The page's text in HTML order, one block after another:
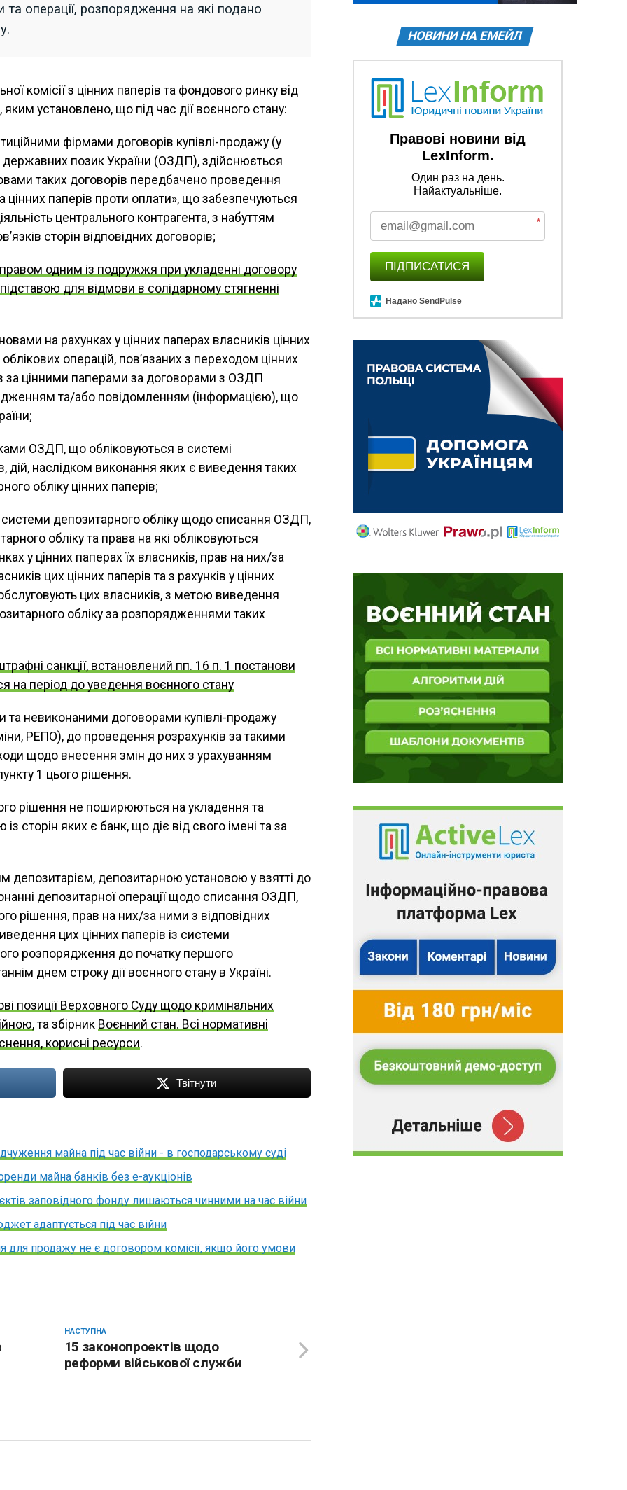
операції, розпорядження на які подано
комісії з цінних паперів та фондового ринку від
, яким установлено, що під час дії воєнного стану:
фірмами договорів купівлі-продажу (у
державних позик України (ОЗДП), здійснюється
таких договорів передбачено проведення
цінних паперів проти оплати», що забезпечуються
центрального контрагента, з набуттям
сторін відповідних договорів;
одним із подружжя при укладенні договору
для відмови в солідарному стягненні
на рахунках у цінних паперах власників цінних
операцій, пов’язаних з переходом цінних
за цінними паперами за договорами з ОЗДП
та/або повідомленням (інформацією), що
ОЗДП, що обліковуються в системі
дій, наслідком виконання яких є виведення таких
обліку цінних паперів;
депозитарного обліку щодо списання ОЗДП,
обліку та права на які обліковуються
у цінних паперах їх власників, прав на них/за
цих цінних паперів та з рахунків у цінних
цих власників, з метою виведення
обліку за розпорядженнями таких
санкції, встановлений пп. 16 п. 1 постанови
період до уведення воєнного стану
та невиконаними договорами купівлі-продажу
РЕПО), до проведення розрахунків за такими
щодо внесення змін до них з урахуванням
1 цього рішення.
рішення не поширюються на укладення та
сторін яких є банк, що діє від свого імені та за
депозитарієм, депозитарною установою у взятті до
депозитарної операції щодо списання ОЗДП,
рішення, прав на них/за ними з відповідних
цих цінних паперів із системи
розпорядження до початку першого
днем строку дії воєнного стану в Україні.
позиції Верховного Суду щодо кримінальних
та збірник Воєнний стан. Всі нормативні
корисні ресурси.
Твітнути
майна під час війни - в господарському суді
майна банків без е-аукціонів
заповідного фонду лишаються чинними на час війни
адаптується під час війни
для продажу не є договором комісії, якщо його умови
НАСТУПНА
15 законопроектів щодо
реформи військової служби
НОВИНИ НА ЕМЕЙЛ
Правові новини від
LexInform.
Один раз на день.
Найактуальніше.
*
ПІДПИСАТИСЯ
Надано SendPulse